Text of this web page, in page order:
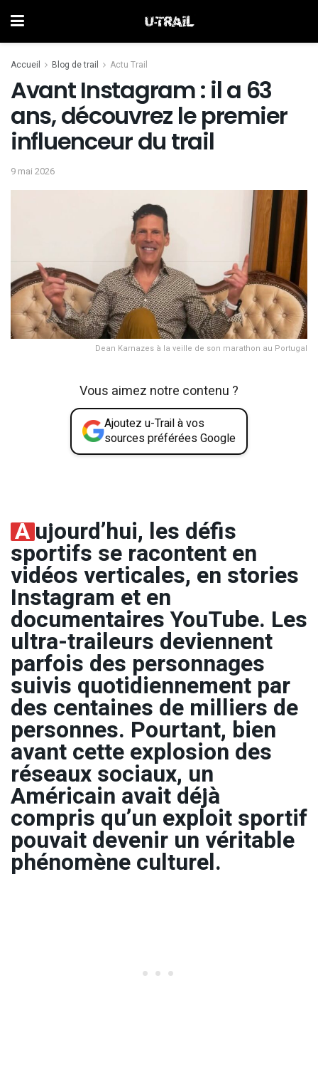
Accueil Blog de trail Actu Trail
Avant Instagram : il a 63
ans, découvrez le premier
influenceur du trail
9 mai 2026
Dean Karnazes à la veille de son marathon au Portugal
Vous aimez notre contenu ?
Ajoutez u-Trail à vos
sources préférées Google
Aujourd’hui, les défis
sportifs se racontent en
vidéos verticales, en stories
Instagram et en
documentaires YouTube. Les
ultra-traileurs deviennent
parfois des personnages
suivis quotidiennement par
des centaines de milliers de
personnes. Pourtant, bien
avant cette explosion des
réseaux sociaux, un
Américain avait déjà
compris qu’un exploit sportif
pouvait devenir un véritable
phénomène culturel.